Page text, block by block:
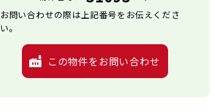
お問い合わせの際は上記番号をお伝えくださ
い。
この物件をお問い合わせ